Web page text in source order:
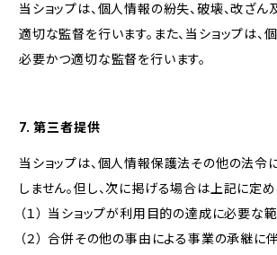
当ショップは、個人情報の紛失、破壊、改ざ
適切な監督を行います。また、当ショップは
必要かつ適切な監督を行います。
7. 第三者提供
当ショップは、個人情報保護法その他の法
しません。但し、次に掲げる場合は上記に定
（１） 当ショップが利用目的の達成に必要
（２） 合併その他の事由による事業の承継